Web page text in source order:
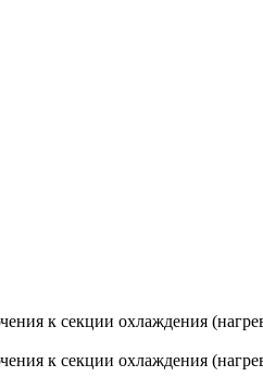
к секции охлаждения
к секции охлаждения